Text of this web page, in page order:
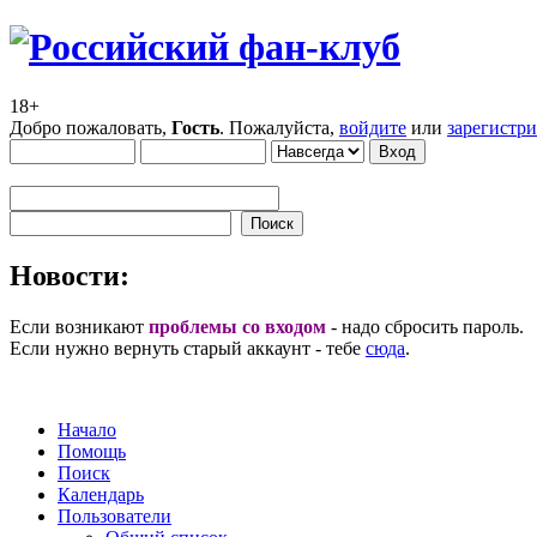
18+
Добро пожаловать, Гость. Пожалуйста, войдите или
Новости:
Если возникают проблемы со входом - надо сбросить пароль.
Если нужно вернуть старый аккаунт - тебе сюда.
Начало
Помощь
Поиск
Календарь
Пользователи